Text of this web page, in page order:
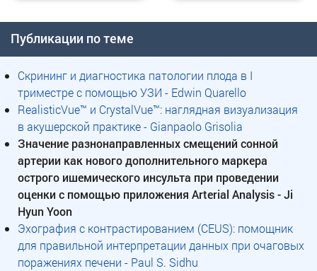
Публикации по теме
Скрининг и диагностика патологии плода в I
триместре с помощью УЗИ - Edwin Quarello
RealisticVue™ и CrystalVue™: наглядная визуализация
в акушерской практике - Gianpaolo Grisolia
Значение разнонаправленных смещений сонной
артерии как нового дополнительного маркера
острого ишемического инсульта при проведении
оценки с помощью приложения Arterial Analysis - Ji
Hyun Yoon
Эхография с контрастированием (CEUS): помощник
для правильной интерпретации данных при очаговых
поражениях печени - Paul S. Sidhu